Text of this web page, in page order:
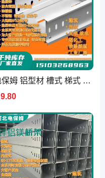
电保姆 铝型材 槽式 梯式 托盘式 大跨距铝合金电缆桥架 氧化层厚
9.80